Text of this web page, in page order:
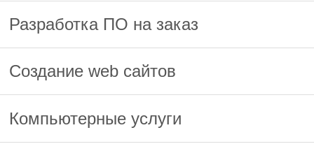
Разработка ПО на заказ
Создание web сайтов
Компьютерные услуги